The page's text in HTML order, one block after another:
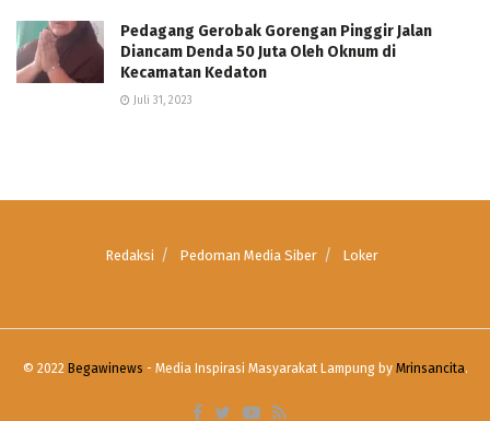
Pedagang Gerobak Gorengan Pinggir Jalan
Diancam Denda 50 Juta Oleh Oknum di
Kecamatan Kedaton
Juli 31, 2023
Redaksi Pedoman Media Siber Loker
© 2022 Begawinews - Media Inspirasi Masyarakat Lampung by Mrinsancita.